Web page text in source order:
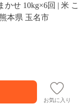
かせ 10kg×6回 | 米 こ
本県 玉名市
お気に入り